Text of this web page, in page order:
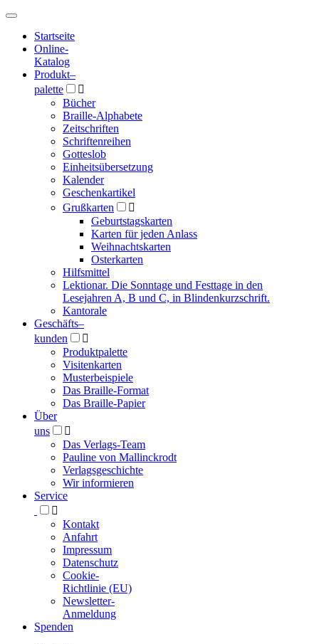
Hauptmenü
Hauptmenü
Startseite
Online-
Katalog
Produkt–
palette

Bücher
Braille-Alphabete
Zeitschriften
Schriftenreihen
Gotteslob
Einheitsübersetzung
Kalender
Geschenkartikel
Grußkarten

Geburtstagskarten
Karten für jeden Anlass
Weihnachtskarten
Osterkarten
Hilfsmittel
Lektionar. Die Sonntage und Festtage in den
Lesejahren A, B und C, in Blindenkurzschrift.
Kantorale
Geschäfts­–
kunden

Produktpalette
Visitenkarten
Musterbeispiele
Das Braille-Format
Das Braille-Papier
Über
uns

Das Verlags-Team
Pauline von Mallinckrodt
Verlagsgeschichte
Wir informieren
Service

Kontakt
Anfahrt
Impressum
Datenschutz
Cookie-
Richtlinie (EU)
Newsletter-
Anmeldung
Spenden